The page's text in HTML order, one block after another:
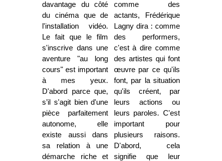
davantage du côté
du cinéma que de
l'installation vidéo.
Le fait que le film
s'inscrive dans une
aventure "au long
cours" est important
à mes yeux.
D'abord parce que,
s’il s'agit bien d'une
pièce parfaitement
autonome, elle
existe aussi dans
sa relation à une
démarche riche et
comme des
actants, Frédérique
Lagny dira : comme
des performers,
c'est à dire comme
des artistes qui font
œuvre par ce qu'ils
font, par la situation
qu'ils créent, par
leurs actions ou
leurs paroles. C'est
important pour
plusieurs raisons.
D'abord, cela
signifie que leur